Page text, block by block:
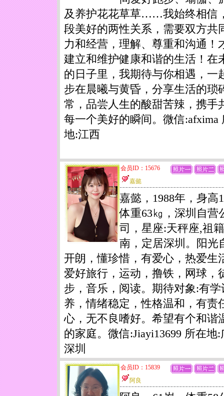
及养护花花草草……我始终相信
段美好的两性关系，需要双方共
力和经营，理解、尊重和沟通！
建立和维护健康和谐的生活！在
的日子里，我期待与你相遇，一
步在晨曦与黄昏，分享生活的琐
常，品尝人生的酸甜苦辣，携手
每一个美好的瞬间。微信:afxima
地:江西
会员ID：15676
嘉懿
嘉懿，1988年，身高
体重63㎏，深圳自营
司，星座:天秤座,祖
南，定居深圳。阳光
开朗，懂珍惜，有爱心，热爱生
爱好旅行，运动，撸铁，网球，
步，音乐，阅读。期待对象:有学
养，情绪稳定，性格温和，有责
心，无不良嗜好。希望有个和谐
的家庭。微信:Jiayi13699 所在地:
深圳
会员ID：15839
阿良